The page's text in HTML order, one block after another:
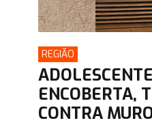
REGIÃO
ENCOBERTA,
CONTRA